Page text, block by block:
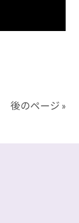
後のページ »